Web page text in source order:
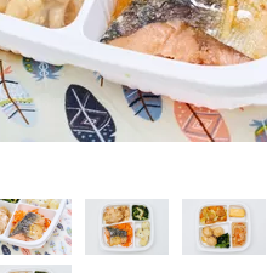
食
分/税込)
制限食
たんぱく調整食
426円(1食分/税込)